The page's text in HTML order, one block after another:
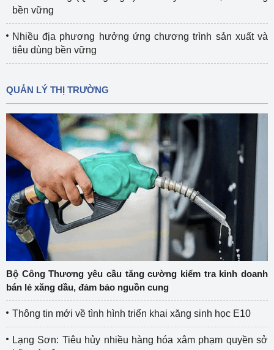
bền vững
Nhiều địa phương hưởng ứng chương trình sản xuất và
tiêu dùng bền vững
QUẢN LÝ THỊ TRƯỜNG
Bộ Công Thương yêu cầu tăng cường kiểm tra kinh doanh
bán lẻ xăng dầu, đảm bảo nguồn cung
Thông tin mới về tình hình triển khai xăng sinh học E10
Lạng Sơn: Tiêu hủy nhiều hàng hóa xâm phạm quyền sở